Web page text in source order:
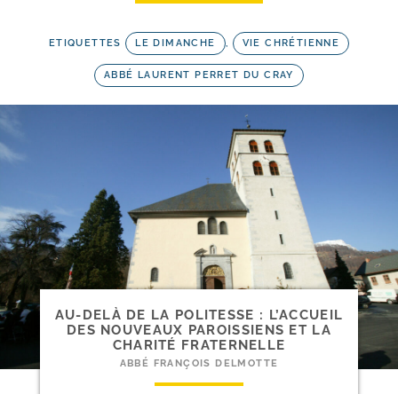
ETIQUETTES LE DIMANCHE , VIE CHRÉTIENNE
ABBÉ LAURENT PERRET DU CRAY
AU-​DELÀ DE LA POLITESSE : L’ACCUEIL
DES NOUVEAUX PAROISSIENS ET LA
CHARITÉ FRATERNELLE
ABBÉ FRANÇOIS DELMOTTE